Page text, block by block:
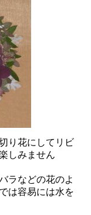
り花にしてリビ
しみません
ラなどの花のよ
は容易には水を